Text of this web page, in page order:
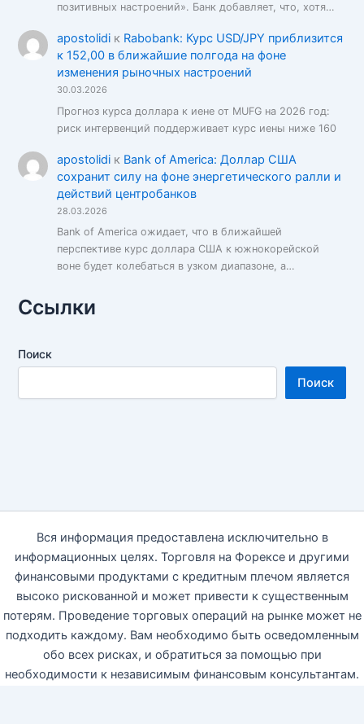
позитивных настроений». Банк добавляет, что, хотя…
apostolidiк Rabobank: Курс USD/JPY приблизится
к 152,00 в ближайшие полгода на фоне
изменения рыночных настроений
30.03.2026
Прогноз курса доллара к иене от MUFG на 2026 год:
риск интервенций поддерживает курс иены ниже 160
apostolidiк Bank of America: Доллар США
сохранит силу на фоне энергетического ралли и
действий центробанков
28.03.2026
Bank of America ожидает, что в ближайшей
перспективе курс доллара США к южнокорейской
воне будет колебаться в узком диапазоне, а…
Ссылки
Поиск
Поиск
Вся информация предоставлена исключительно в
информационных целях. Торговля на Форексе и другими
финансовыми продуктами с кредитным плечом является
высоко рискованной и может привести к существенным
потерям. Проведение торговых операций на рынке может не
подходить каждому. Вам необходимо быть осведомленным
обо всех рисках, и обратиться за помощью при
необходимости к независимым финансовым консультантам.